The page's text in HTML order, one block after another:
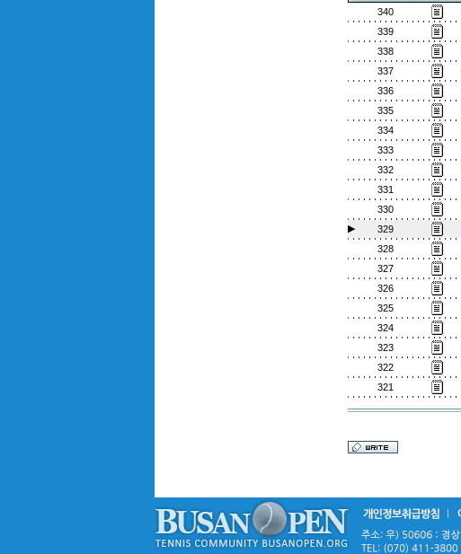
340
339
338
337
336
335
334
333
332
331
330
▶
329
328
327
326
325
324
323
322
321